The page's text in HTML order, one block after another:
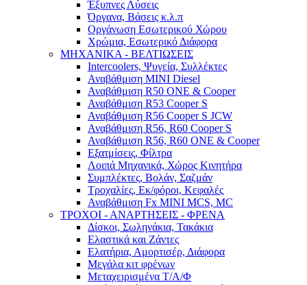
Έξυπνες Λύσεις
Όργανα, Βάσεις κ.λ.π
Οργάνωση Εσωτερικού Χώρου
Χρώμια, Εσωτερικό Διάφορα
ΜΗΧΑΝΙΚΑ - ΒΕΛΤΙΩΣΕΙΣ
Intercoolers, Ψυγεία, Συλλέκτες
Αναβάθμιση MINI Diesel
Αναβάθμιση R50 ONE & Cooper
Αναβάθμιση R53 Cooper S
Αναβάθμιση R56 Cooper S JCW
Αναβάθμιση R56, R60 Cooper S
Αναβάθμιση R56, R60 ONE & Cooper
Εξατμίσεις, Φίλτρα
Λοιπά Μηχανικά, Χώρος Κινητήρα
Συμπλέκτες, Βολάν, Σαζμάν
Τροχαλίες, Εκ/φόροι, Κεφαλές
Αναβάθμιση Fx MINI MCS, MC
ΤΡΟΧΟΙ - ΑΝΑΡΤΗΣΕΙΣ - ΦΡΕΝΑ
Δίσκοι, Σωληνάκια, Τακάκια
Ελαστικά και Ζάντες
Ελατήρια, Αμορτισέρ, Διάφορα
Μεγάλα κιτ φρένων
Μεταχειρισμένα Τ/Α/Φ